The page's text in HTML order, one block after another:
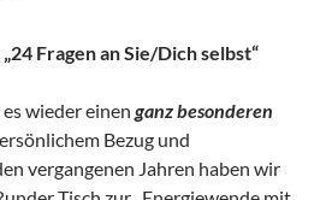
„24 Fragen an Sie/Dich selbst“
wieder einen ganz besonderen
Bezug und
vergangenen Jahren haben wir